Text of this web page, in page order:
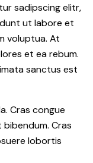
sadipscing elitr,
ut labore et
voluptua. At
et ea rebum.
sanctus est
Cras congue
Cras
lobortis